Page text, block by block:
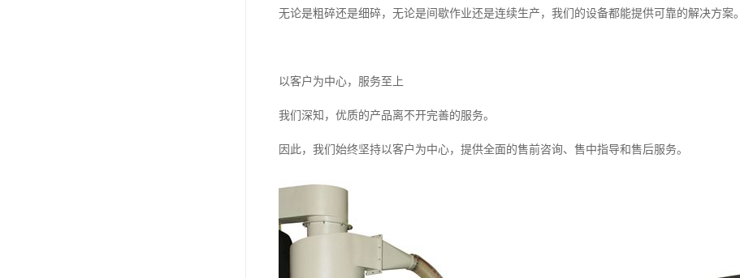
无论是粗碎还是细碎，无论是间歇作业还是连续生产，我们的设备都能提供可靠的解决方案。
以客户为中心，服务至上
我们深知，优质的产品离不开完善的服务。
因此，我们始终坚持以客户为中心，提供全面的售前咨询、售中指导和售后服务。